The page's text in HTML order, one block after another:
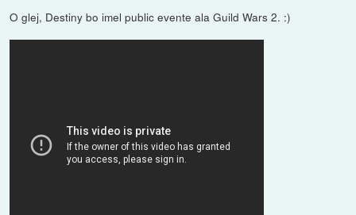
O glej, Destiny bo imel public evente ala Guild Wars 2. :)